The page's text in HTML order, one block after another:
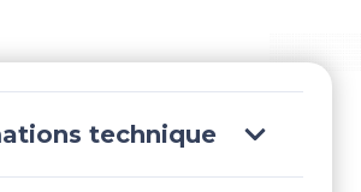
technique